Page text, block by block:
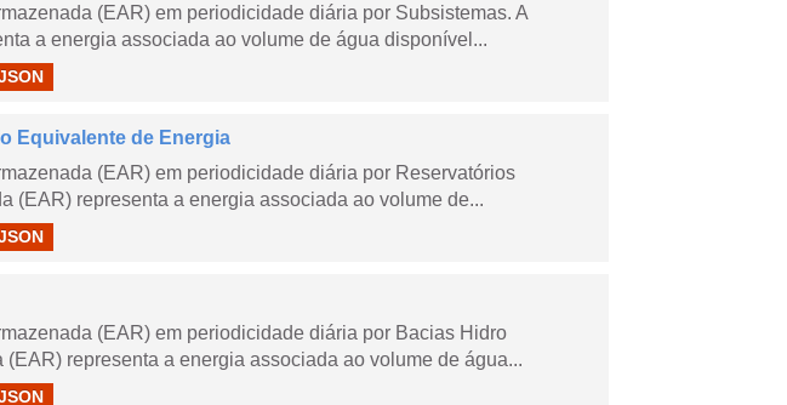
(EAR) em periodicidade diária por Subsistemas. A
a energia associada ao volume de água disponível...
Equivalente de Energia
(EAR) em periodicidade diária por Reservatórios
(EAR) representa a energia associada ao volume de...
(EAR) em periodicidade diária por Bacias Hidro
(EAR) representa a energia associada ao volume de água...